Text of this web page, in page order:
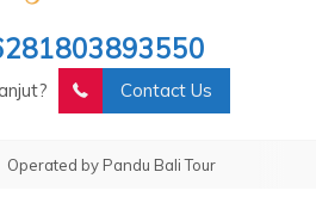
Contact Us
by Pandu Bali Tour